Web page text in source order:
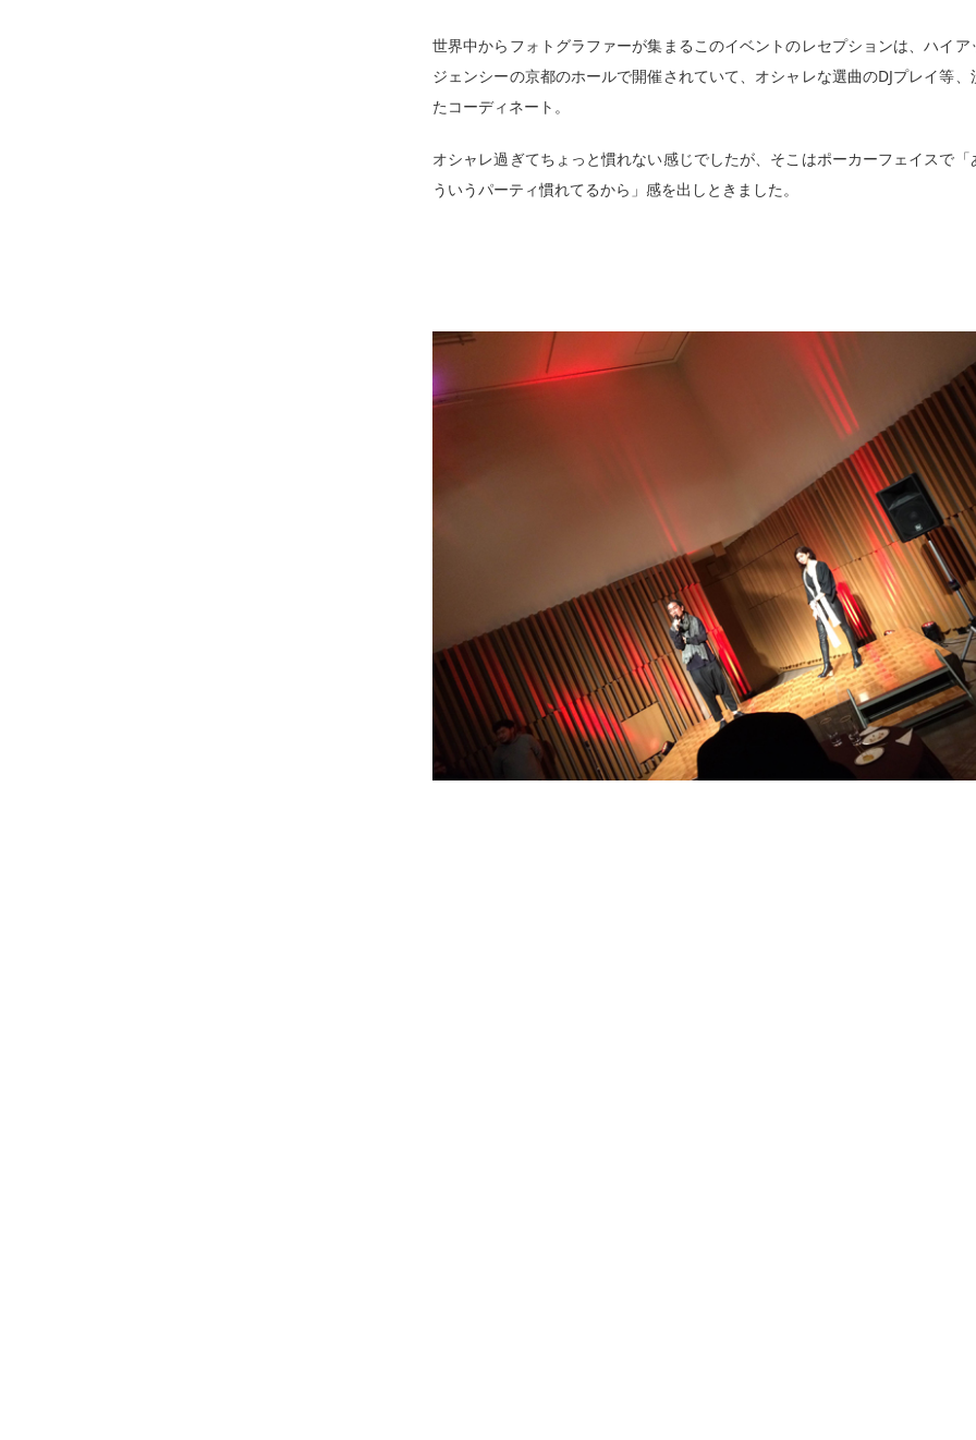
世界中からフォトグラファーが集まるこのイベントのレセプションは、ハイア
ジェンシーの京都のホールで開催されていて、オシャレな選曲のDJプレイ等、
たコーディネート。
オシャレ過ぎてちょっと慣れない感じでしたが、そこはポーカーフェイスで「
ういうパーティ慣れてるから」感を出しときました。